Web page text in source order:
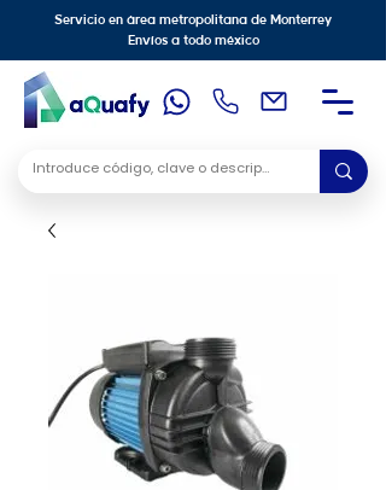
Servicio en área metropolitana de Monterrey
Envíos a todo méxico